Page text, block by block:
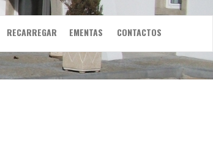
RECARREGAR EMENTAS CONTACTOS